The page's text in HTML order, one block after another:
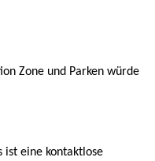
Zone und Parken würde
ist eine kontaktlose